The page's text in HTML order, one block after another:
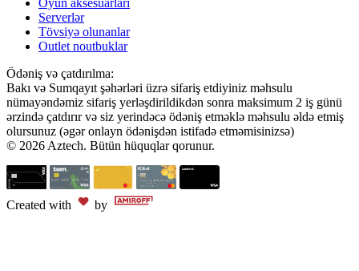
Oyun aksesuarları
Serverlər
Tövsiyə olunanlar
Outlet noutbuklar
Ödəniş və çatdırılma:
Bakı və Sumqayıt şəhərləri üzrə sifariş etdiyiniz məhsulu
nümayəndəmiz sifariş yerləşdirildikdən sonra maksimum 2 iş günü
ərzində çatdırır və siz yerindəcə ödəniş etməklə məhsulu əldə etmiş
olursunuz (əgər onlayn ödənişdən istifadə etməmisinizsə)
© 2026 Aztech. Bütün hüquqlar qorunur.
Created with by